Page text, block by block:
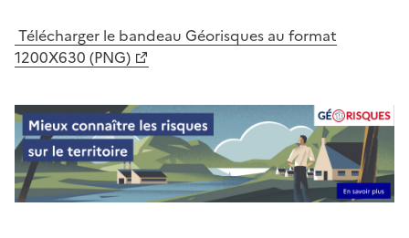
Télécharger le bandeau Géorisques au format
1200X630 (PNG)